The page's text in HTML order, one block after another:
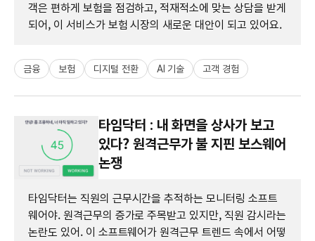
객은 편하게 보험을 점검하고, 적재적소에 맞는 상담을 받게
되어, 이 서비스가 보험 시장의 새로운 대안이 되고 있어요.
금융 보험 디지털 전환 AI 기술 고객 경험
타임닥터 : 내 화면을 상사가 보고
있다? 원격근무가 불 지핀 보스웨어
논쟁
타임닥터는 직원의 근무시간을 추적하는 모니터링 소프트
웨어야. 원격근무의 증가로 주목받고 있지만, 직원 감시라는
논란도 있어. 이 소프트웨어가 원격근무 트렌드 속에서 어떻